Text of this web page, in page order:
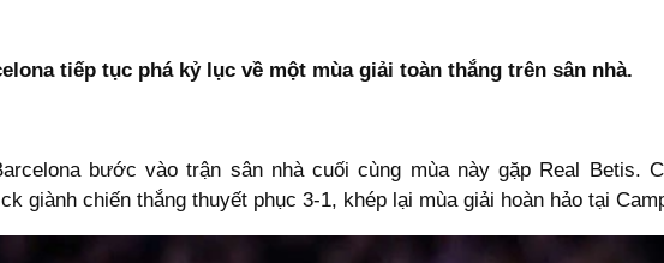
tiếp tục phá kỷ lục về một mùa giải toàn thắng trên sân nhà.
bước vào trận sân nhà cuối cùng mùa này gặp Real Betis.
giành chiến thắng thuyết phục 3-1, khép lại mùa giải hoàn hảo tại